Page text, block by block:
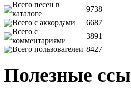
Всего песен в
каталоге
9738
Всего с аккордами
6687
Всего с
комментариями
3891
Всего пользователей 8427
Полезные